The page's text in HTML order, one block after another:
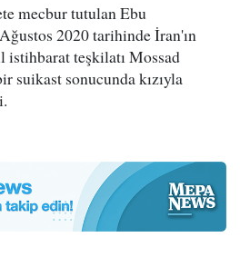
mecbur tutulan Ebu
2020 tarihinde İran'ın
istihbarat teşkilatı Mossad
suikast sonucunda kızıyla